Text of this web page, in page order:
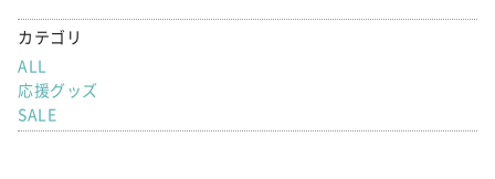
カテゴリ
ALL
応援グッズ
SALE